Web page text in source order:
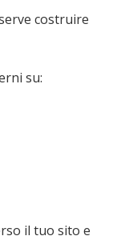
costruire
su:
il tuo sito e